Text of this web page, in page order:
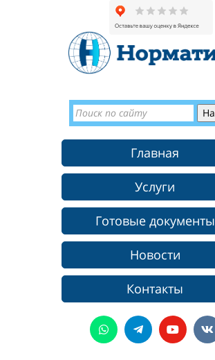
Главная
Услуги
Готовые документы
Новости
Контакты